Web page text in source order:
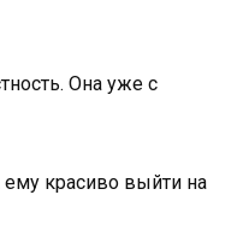
Она уже с
красиво выйти на